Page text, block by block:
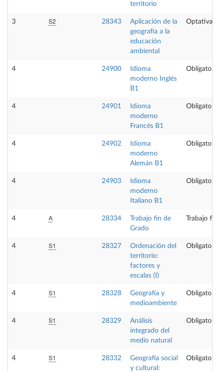
territorio
3 S2 28343
Aplicación de la
geografía a la
educación
ambiental
Optativa
4 24900
Idioma
moderno Inglés
B1
Obligatoria
4 24901
Idioma
moderno
Francés B1
Obligatoria
4 24902
Idioma
moderno
Alemán B1
Obligatoria
4 24903
Idioma
moderno
Italiano B1
Obligatoria
4 A 28334
Trabajo fin de
Grado
Trabajo
4 S1 28327
Ordenación del
territorio:
factores y
escalas (I)
Obligatoria
4 S1 28328
Geografía y
medioambiente
Obligatoria
4 S1 28329
Análisis
integrado del
medio natural
Obligatoria
4 S1 28332
Geografía social
y cultural:
Obligatoria